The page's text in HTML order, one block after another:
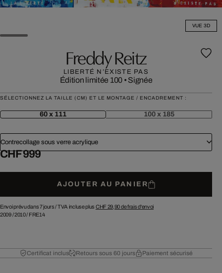
VUE 3D
Freddy Reitz
LIBERTÉ N’EXISTE PAS
Édition limitée 100 • Signée
SÉLECTIONNEZ LA TAILLE (CM) ET LE MONTAGE / ENCADREMENT :
60 x 111 100 x 185
Contrecollage sous verre acrylique
CHF 999
AJOUTER AU PANIER
Envoi prévu dans 7 jours /TVA incluse plus CHF 29,90de frais d'envoi
2009/2010/ FRE14
Certificat inclus Retours sous 60 jours Paiement sécurisé